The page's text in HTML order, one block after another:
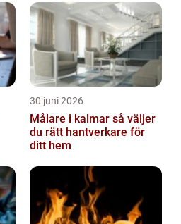
30 juni 2026
Målare i kalmar så väljer
du rätt hantverkare för
ditt hem